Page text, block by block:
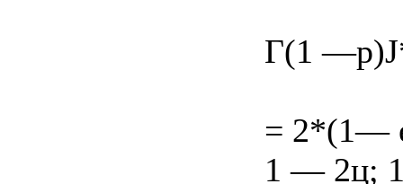
Г(1
= 2*(1—
1 — 2ц;